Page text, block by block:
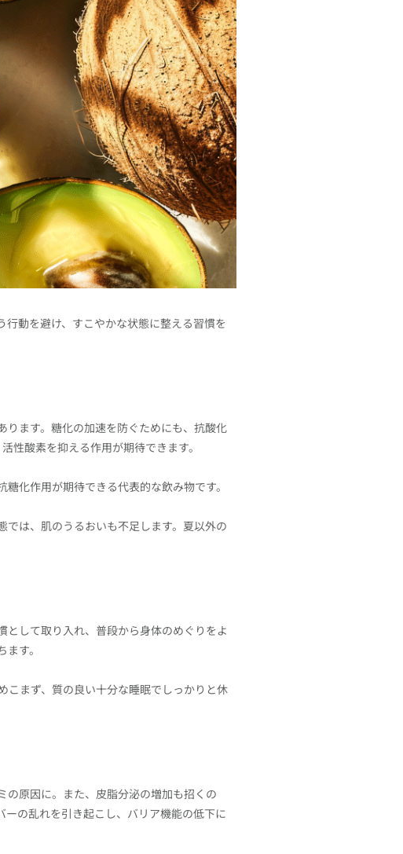
動を避け、すこやかな状態に整える習慣を
ます。糖化の加速を防ぐためにも、抗酸化
性酸素を抑える作用が期待できます。
化作用が期待できる代表的な飲み物です。
は、肌のうるおいも不足します。夏以外の
して取り入れ、普段から身体のめぐりをよ
す。
こまず、質の良い十分な睡眠でしっかりと休
の原因に。また、皮脂分泌の増加も招くの
の乱れを引き起こし、バリア機能の低下に